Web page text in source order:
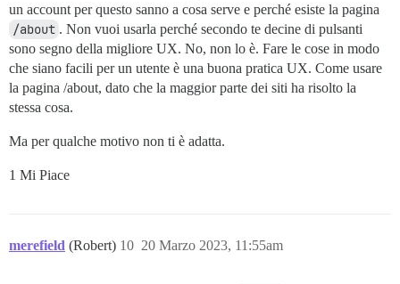
un account per questo sanno a cosa serve e perché esiste la pagina
/about . Non vuoi usarla perché secondo te decine di pulsanti
sono segno della migliore UX. No, non lo è. Fare le cose in modo
che siano facili per un utente è una buona pratica UX. Come usare
la pagina /about, dato che la maggior parte dei siti ha risolto la
stessa cosa.
Ma per qualche motivo non ti è adatta.
1 Mi Piace
merefield (Robert) 20 Marzo 2023, 11:55am
10